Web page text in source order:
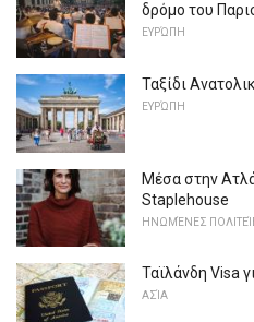
δρόμο του
ΕΥΡΏΠΗ
Ταξίδι
ΕΥΡΏΠΗ
Μέσα στην
Staplehouse
ΗΝΩΜΈΝΕΣ
Ταϊλάνδη Visa
ΑΣΊΑ